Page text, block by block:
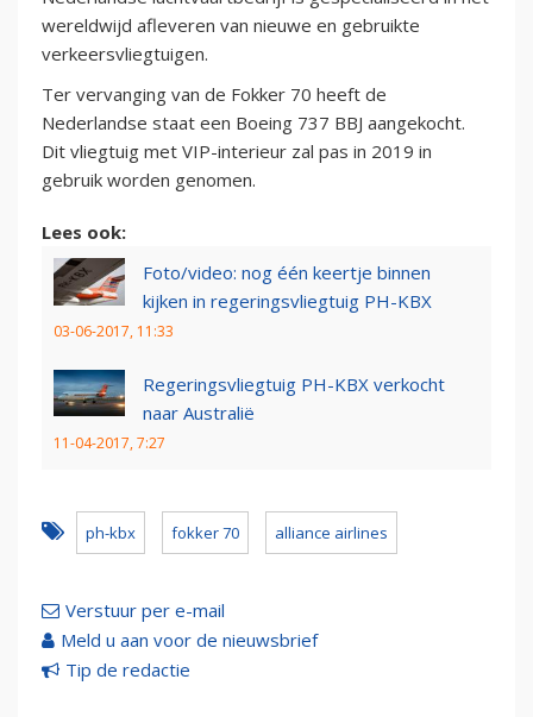
wereldwijd afleveren van nieuwe en gebruikte
verkeersvliegtuigen.
Ter vervanging van de Fokker 70 heeft de
Nederlandse staat een Boeing 737 BBJ aangekocht.
Dit vliegtuig met VIP-interieur zal pas in 2019 in
gebruik worden genomen.
Lees ook:
Foto/video: nog één keertje binnen
kijken in regeringsvliegtuig PH-KBX
03-06-2017, 11:33
Regeringsvliegtuig PH-KBX verkocht
naar Australië
11-04-2017, 7:27
ph-kbx fokker 70 alliance airlines
Verstuur per e-mail
Meld u aan voor de nieuwsbrief
Tip de redactie